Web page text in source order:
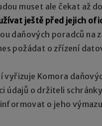
muset ale čekat až
ještě před jejich
daňových poradců na
požádat o zřízení
Komora
údajů o držiteli
o jeho